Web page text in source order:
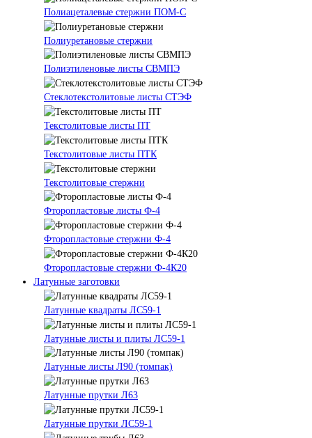
Полиацеталевые стержни ПОМ-С
Полиуретановые стержни
Полиэтиленовые листы СВМПЭ
Стеклотекстолитовые листы СТЭФ
Текстолитовые листы ПТ
Текстолитовые листы ПТК
Текстолитовые стержни
Фторопластовые листы Ф-4
Фторопластовые стержни Ф-4
Фторопластовые стержни Ф-4К20
Латунные заготовки
Латунные квадраты ЛС59-1
Латунные листы и плиты ЛС59-1
Латунные листы Л90 (томпак)
Латунные прутки Л63
Латунные прутки ЛС59-1